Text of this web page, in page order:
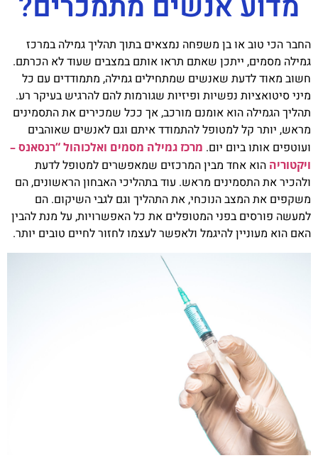
החבר הכי טוב או בן משפחה נמצאים בתוך תהליך גמילה במרכז
גמילה מסמים, ייתכן שאתם תראו אותם במצבים שעוד לא הכרתם.
חשוב מאוד לדעת שאנשים שמתחילים גמילה, מתמודדים עם כל
מיני סיטואציות נפשיות ופיזיות שגורמות להם להרגיש בעיקר רע.
תהליך הגמילה הוא אומנם מורכב, אך ככל שמכירים את התסמינים
מראש, יותר קל למטופל להתמודד איתם וגם לאנשים שאוהבים
ועוטפים אותו ביום יום. מרכז גמילה מסמים ואלכוהול “רנסאנס –
ויקטוריה הוא אחד מבין המרכזים שמאפשרים למטופל לדעת
ולהכיר את התסמינים מראש. עוד בתהליכי האבחון הראשונים, הם
משקפים את המצב הנוכחי, את התהליך וגם לגבי השיקום. הם
למעשה פורסים בפני המטופלים את כל האפשרויות, על מנת להבין
האם הוא מעוניין להיגמל ולאפשר לעצמו לחזור לחיים טובים יותר.